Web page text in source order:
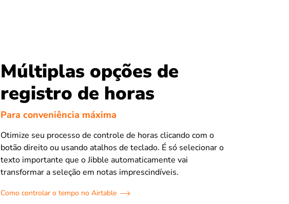
Múltiplas opções de
registro de horas
Para conveniência máxima
Otimize seu processo de controle de horas clicando com o
botão direito ou usando atalhos de teclado. É só selecionar o
texto importante que o Jibble automaticamente vai
transformar a seleção em notas imprescindíveis.
Como controlar o tempo no Airtable